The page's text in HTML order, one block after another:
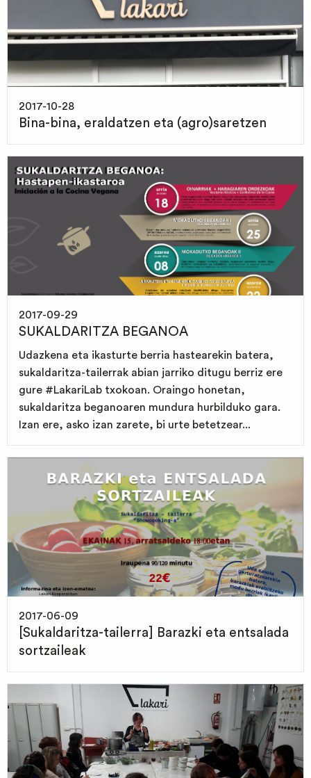
2017-10-28
Bina-bina, eraldatzen eta (agro)saretzen
2017-09-29
SUKALDARITZA BEGANOA
Udazkena eta ikasturte berria hastearekin batera,
sukaldaritza-tailerrak abian jarriko ditugu berriz ere
gure #LakariLab txokoan. Oraingo honetan,
sukaldaritza beganoaren mundura hurbilduko gara.
Izan ere, asko izan zarete, bi urte betetzear...
2017-06-09
[Sukaldaritza-tailerra] Barazki eta entsalada
sortzaileak